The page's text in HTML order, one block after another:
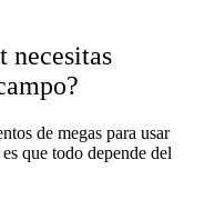
necesitas
de megas para usar
que todo depende del